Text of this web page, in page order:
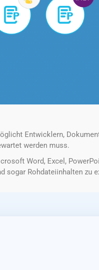
Entwicklern,
werden muss.
Word, Excel,
sogar Rohdateiinhalten zu